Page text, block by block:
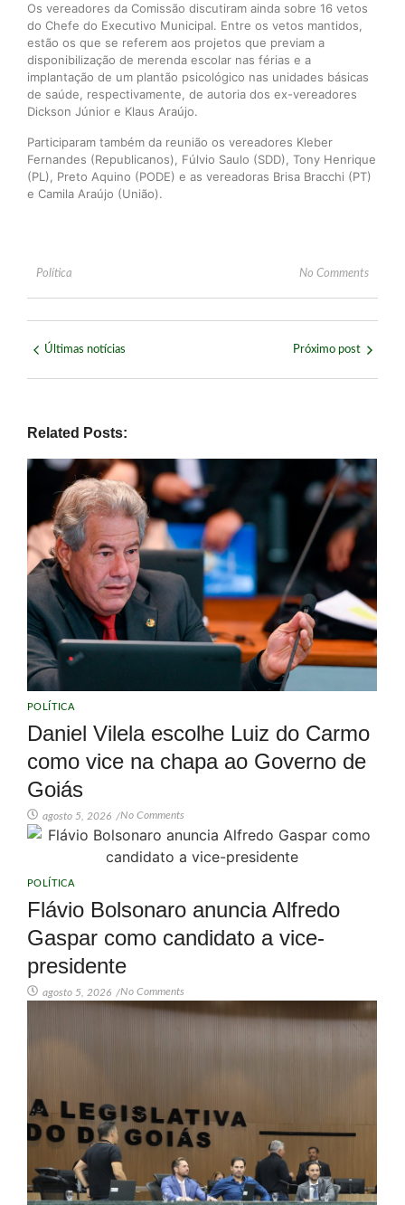
Os vereadores da Comissão discutiram ainda sobre 16 vetos
do Chefe do Executivo Municipal. Entre os vetos mantidos,
estão os que se referem aos projetos que previam a
disponibilização de merenda escolar nas férias e a
implantação de um plantão psicológico nas unidades básicas
de saúde, respectivamente, de autoria dos ex-vereadores
Dickson Júnior e Klaus Araújo.
Participaram também da reunião os vereadores Kleber
Fernandes (Republicanos), Fúlvio Saulo (SDD), Tony Henrique
(PL), Preto Aquino (PODE) e as vereadoras Brisa Bracchi (PT)
e Camila Araújo (União).
Política No Comments
Últimas notícias Próximo post
Related Posts:
POLÍTICA
Daniel Vilela escolhe Luiz do Carmo
como vice na chapa ao Governo de
Goiás
agosto 5, 2026 /No Comments
POLÍTICA
Flávio Bolsonaro anuncia Alfredo
Gaspar como candidato a vice-
presidente
agosto 5, 2026 /No Comments